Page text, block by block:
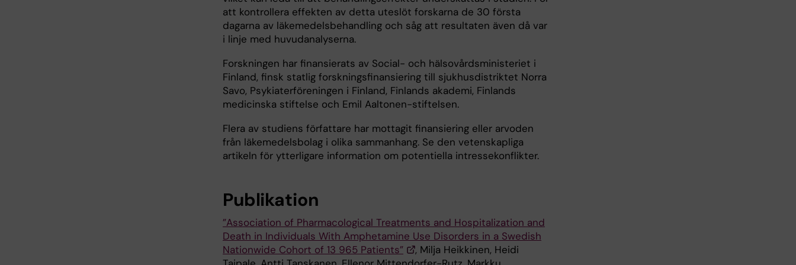
att kontrollera effekten av detta uteslöt forskarna de 30 första
dagarna av läkemedelsbehandling och såg att resultaten även då var
i linje med huvudanalyserna.
Forskningen har finansierats av Social- och hälsovårdsministeriet i
Finland, finsk statlig forskningsfinansiering till sjukhusdistriktet Norra
Savo, Psykiaterföreningen i Finland, Finlands akademi, Finlands
medicinska stiftelse och Emil Aaltonen-stiftelsen.
Flera av studiens författare har mottagit finansiering eller arvoden
från läkemedelsbolag i olika sammanhang. Se den vetenskapliga
artikeln för ytterligare information om potentiella intressekonflikter.
Publikation
”Association of Pharmacological Treatments and Hospitalization and
Death in Individuals With Amphetamine Use Disorders in a Swedish
Nationwide Cohort of 13 965 Patients”
, Milja Heikkinen, Heidi